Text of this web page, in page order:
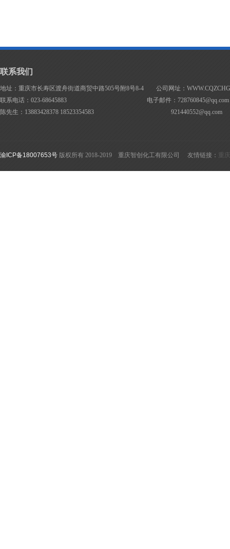
联系我们
地址：重庆市长寿区渡舟街道商贸中路505号附8号8-4 公司网址：
联系电话：023-68645883 电子邮件：728760845@qq.com
陈先生：13883428378 18523354583 921440552@qq.com
渝ICP备18007653号 版权所有 2018-2019 重庆智创化工有限公司 友情链接： 重